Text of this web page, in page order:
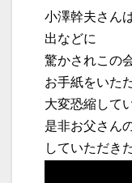
小澤幹夫さん
出などに
驚かされこの
お手紙をいた
大変恐縮して
是非お父さん
していただき